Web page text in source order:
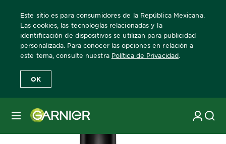
Este sitio es para consumidores de la República Mexicana.
Las cookies, las tecnologías relacionadas y la
identificación de dispositivos se utilizan para publicidad
personalizada. Para conocer las opciones en relación a
este tema, consulte nuestra Política de Privacidad
OK
MENÚ
Home Obao Vapo Desodorante Obao Vapo Fresh